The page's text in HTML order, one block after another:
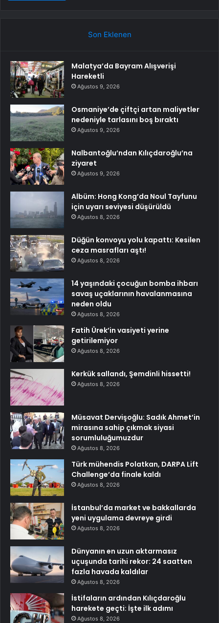
Son Eklenen
Malatya’da Bayram Alışverişi
Hareketli
Ağustos 9, 2026
Osmaniye’de çiftçi artan maliyetler
nedeniyle tarlasını boş bıraktı
Ağustos 9, 2026
Nalbantoğlu’ndan Kılıçdaroğlu’na
ziyaret
Ağustos 9, 2026
Albüm: Hong Kong’da Noul Tayfunu
için uyarı seviyesi düşürüldü
Ağustos 8, 2026
Düğün konvoyu yolu kapattı: Kesilen
ceza masrafları aştı!
Ağustos 8, 2026
14 yaşındaki çocuğun bomba ihbarı
savaş uçaklarının havalanmasına
neden oldu
Ağustos 8, 2026
Fatih Ürek’in vasiyeti yerine
getirilemiyor
Ağustos 8, 2026
Kerkük sallandı, Şemdinli hissetti!
Ağustos 8, 2026
Müsavat Dervişoğlu: Sadık Ahmet’in
mirasına sahip çıkmak siyasi
sorumluluğumuzdur
Ağustos 8, 2026
Türk mühendis Polatkan, DARPA Lift
Challenge’da finale kaldı
Ağustos 8, 2026
İstanbul’da market ve bakkallarda
yeni uygulama devreye girdi
Ağustos 8, 2026
Dünyanın en uzun aktarmasız
uçuşunda tarihi rekor: 24 saatten
fazla havada kaldılar
Ağustos 8, 2026
İstifaların ardından Kılıçdaroğlu
harekete geçti: İşte ilk adımı
Ağustos 8, 2026